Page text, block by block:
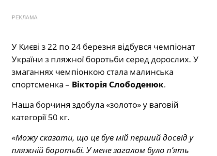
РЕКЛАМА
У Києві з 22 по 24 березня відбувся чемпіонат
України з пляжної боротьби серед дорослих. У
змаганнях чемпіонкою стала малинська
спортсменка – Вікторія Слободенюк.
Наша борчиня здобула «золото» у ваговій
категорії 50 кг.
«Можу сказати, що це був мій перший досвід у
пляжній боротьбі. У мене загалом було п’ять